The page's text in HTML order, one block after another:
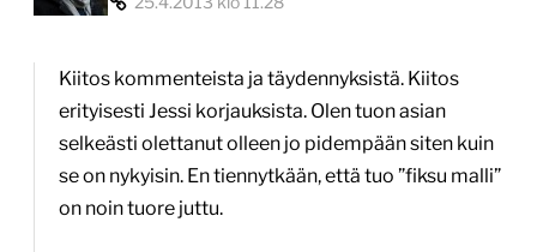
Kiitos kommenteista ja täydennyksistä. Kiitos
erityisesti Jessi korjauksista. Olen tuon asian
selkeästi olettanut olleen jo pidempään siten kuin
se on nykyisin. En tiennytkään, että tuo ”fiksu malli”
on noin tuore juttu.